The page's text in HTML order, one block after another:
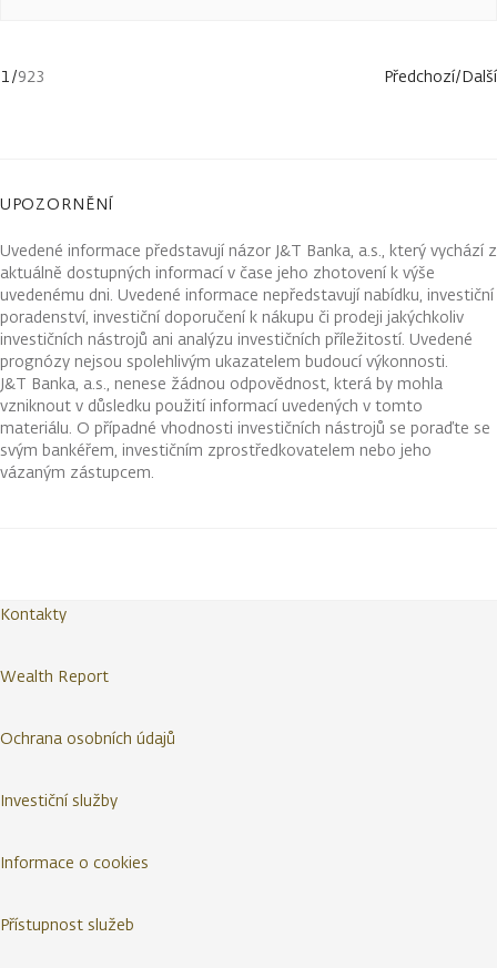
1/923 Předchozí/Další
UPOZORNĚNÍ
Uvedené informace představují názor J&T Banka, a.s., který vychází z
aktuálně dostupných informací v čase jeho zhotovení k výše
uvedenému dni. Uvedené informace nepředstavují nabídku, investiční
poradenství, investiční doporučení k nákupu či prodeji jakýchkoliv
investičních nástrojů ani analýzu investičních příležitostí. Uvedené
prognózy nejsou spolehlivým ukazatelem budoucí výkonnosti.
J&T Banka, a.s., nenese žádnou odpovědnost, která by mohla
vzniknout v důsledku použití informací uvedených v tomto
materiálu. O případné vhodnosti investičních nástrojů se poraďte se
svým bankéřem, investičním zprostředkovatelem nebo jeho
vázaným zástupcem.
Kontakty
Wealth Report
Ochrana osobních údajů
Investiční služby
Informace o cookies
Přístupnost služeb